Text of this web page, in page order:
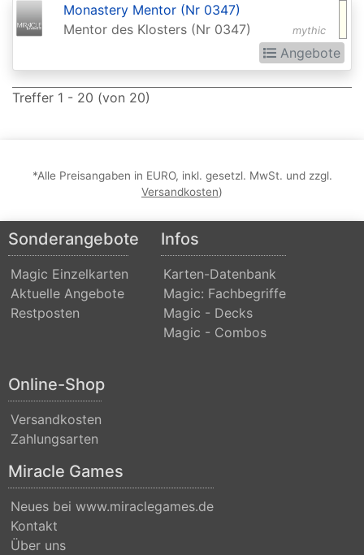
Decks
Commander
Commander
2013
Commander
Commander
2016
Commander
2017
Commander
2019
Commander
2020
Commander
2021
mythic
Monastery Mentor (Nr 0347)
Mentor des Klosters (Nr 0347)
Angebote
Treffer 1 - 20 (von 20)
*Alle Preisangaben in EURO, inkl. gesetzl. MwSt. und zzgl.
Versandkosten)
Sonderangebote
Magic Einzelkarten
Aktuelle Angebote
Restposten
Infos
Karten-Datenbank
Magic: Fachbegriffe
Magic - Decks
Magic - Combos
Online-Shop
Versandkosten
Zahlungsarten
Miracle Games
Neues bei www.miraclegames.de
Kontakt
Über uns